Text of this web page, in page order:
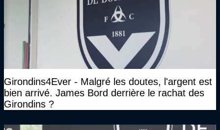
Girondins4Ever - Malgré les doutes, l'argent est
bien arrivé. James Bord derrière le rachat des
Girondins ?